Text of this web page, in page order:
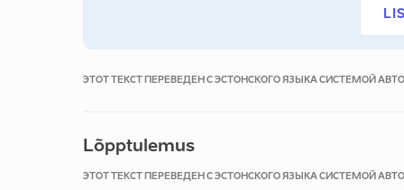
ЭТОТ ТЕКСТ ПЕРЕВЕДЕН С ЭСТОНСКОГО ЯЗЫКА СИСТЕМОЙ
Lõpptulemus
ЭТОТ ТЕКСТ ПЕРЕВЕДЕН С ЭСТОНСКОГО ЯЗЫКА СИСТЕМОЙ